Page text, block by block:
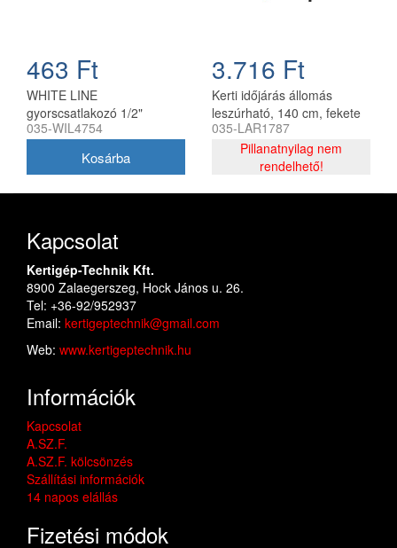
463 Ft
WHITE LINE
gyorscsatlakozó 1/2"
stoppos CH
035-WIL4754
3.716 Ft
Kerti időjárás állomás
leszúrható, 140 cm, fekete
035-LAR1787
Pillanatnyilag nem
rendelhető!
Kapcsolat
Kertigép-Technik Kft.
8900 Zalaegerszeg, Hock János u. 26.
Tel: +36-92/952937
Email: kertigeptechnik@gmail.com
Web: www.kertigeptechnik.hu
Információk
Kapcsolat
A.SZ.F.
A.SZ.F. kölcsönzés
Szállítási információk
14 napos elállás
Fizetési módok